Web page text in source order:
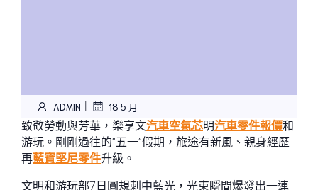
ADMIN | 18 5 月
致敬勞動與芳華，樂享文汽車空氣芯明汽車零件報價和
游玩。剛剛過往的“五一”假期，旅途有新風、親身經歷
再藍寶堅尼零件升級。
文明和游玩部7日圓規刺中藍光，光束瞬間爆發出一連